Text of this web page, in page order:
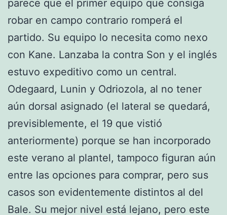
parece que el primer equipo que consiga
robar en campo contrario romperá el
partido. Su equipo lo necesita como nexo
con Kane. Lanzaba la contra Son y el inglés
estuvo expeditivo como un central.
Odegaard, Lunin y Odriozola, al no tener
aún dorsal asignado (el lateral se quedará,
previsiblemente, el 19 que vistió
anteriormente) porque se han incorporado
este verano al plantel, tampoco figuran aún
entre las opciones para comprar, pero sus
casos son evidentemente distintos al del
Bale. Su mejor nivel está lejano, pero este